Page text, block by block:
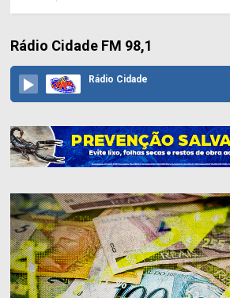
Rádio Cidade FM 98,1
Rádio Cidade